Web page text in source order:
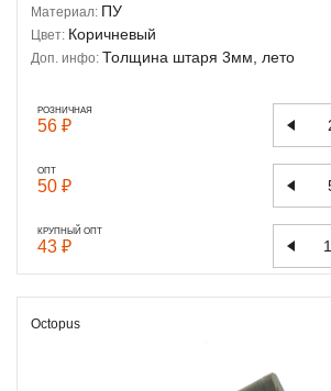
Материал: ПУ
Цвет: Коричневый
Доп. инфо: Толщина штаря 3мм, лето
РОЗНИЧНАЯ
56 ₽
ОПТ
50 ₽
КРУПНЫЙ ОПТ
43 ₽
Octopus